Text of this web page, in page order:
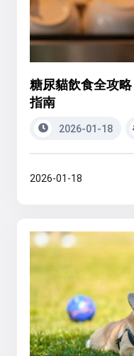
糖尿貓飲食全攻
指南
2026-01-18
2026-01-18